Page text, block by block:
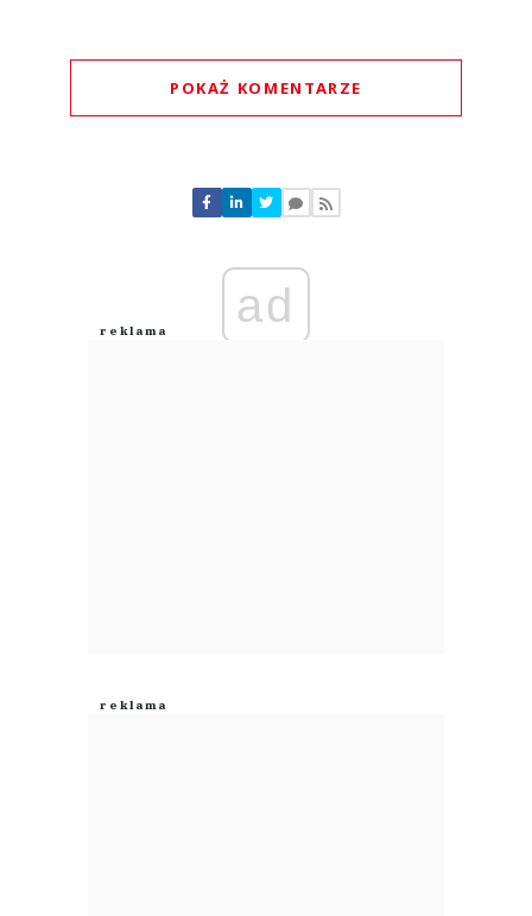
POKAŻ KOMENTARZE
Nie znaleziono komentarzy
Zostaw swoje komentarze
Anuluj
ad